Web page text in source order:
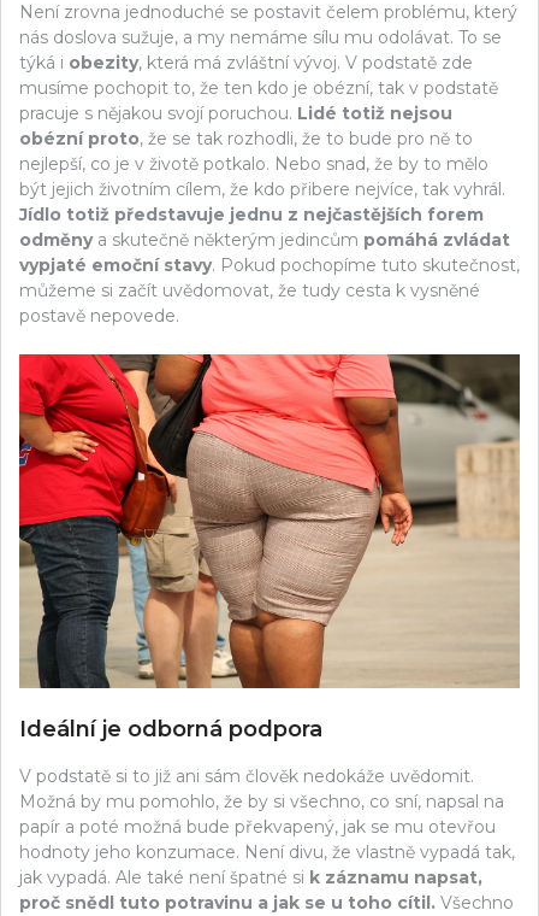
Není zrovna jednoduché se postavit čelem problému, který
nás doslova sužuje, a my nemáme sílu mu odolávat. To se
týká i obezity, která má zvláštní vývoj. V podstatě zde
musíme pochopit to, že ten kdo je obézní, tak v podstatě
pracuje s nějakou svojí poruchou. Lidé totiž nejsou
obézní proto, že se tak rozhodli, že to bude pro ně to
nejlepší, co je v životě potkalo. Nebo snad, že by to mělo
být jejich životním cílem, že kdo přibere nejvíce, tak vyhrál.
Jídlo totiž představuje jednu z nejčastějších forem
odměny a skutečně některým jedincům pomáhá zvládat
vypjaté emoční stavy. Pokud pochopíme tuto skutečnost,
můžeme si začít uvědomovat, že tudy cesta k vysněné
postavě nepovede.
Ideální je odborná podpora
V podstatě si to již ani sám člověk nedokáže uvědomit.
Možná by mu pomohlo, že by si všechno, co sní, napsal na
papír a poté možná bude překvapený, jak se mu otevřou
hodnoty jeho konzumace. Není divu, že vlastně vypadá tak,
jak vypadá. Ale také není špatné si k záznamu napsat,
proč snědl tuto potravinu a jak se u toho cítil. Všechno